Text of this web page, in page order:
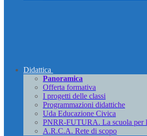
Didattica
Panoramica
Offerta formativa
I progetti delle classi
Programmazioni didattiche
Uda Educazione Civica
PNRR-FUTURA. La scuola per
A.R.C.A. Rete di scopo